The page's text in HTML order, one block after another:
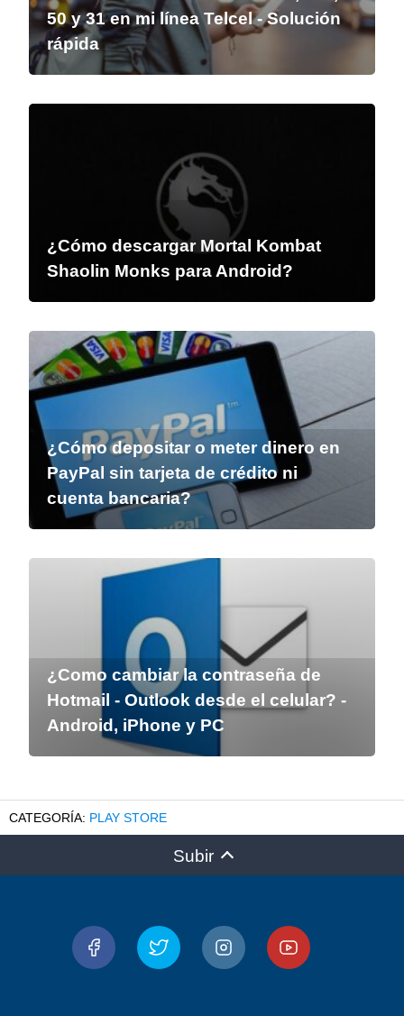
50 y 31 en mi línea Telcel - Solución
rápida
¿Cómo descargar Mortal Kombat
Shaolin Monks para Android?
¿Cómo depositar o meter dinero en
PayPal sin tarjeta de crédito ni
cuenta bancaria?
¿Como cambiar la contraseña de
Hotmail - Outlook desde el celular? -
Android, iPhone y PC
PLAY STORE
Subir